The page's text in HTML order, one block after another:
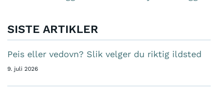
SISTE ARTIKLER
Peis eller vedovn? Slik velger du riktig ildsted
9. juli 2026